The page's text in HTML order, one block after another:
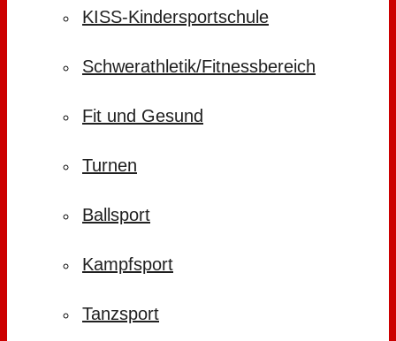
KISS-Kindersportschule
Schwerathletik/Fitnessbereich
Fit und Gesund
Turnen
Ballsport
Kampfsport
Tanzsport